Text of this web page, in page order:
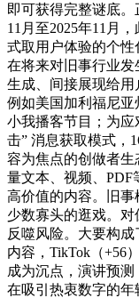
即可获得完整谜底
11月至2025年11月
式取用户体验的个性
在将来对旧事行业发
生成、间接展现给用
例如美国加利福尼亚
小我播客节目；为应
击” 消息获取模式，
容为焦点的创做者
量文本、视频、PDF
高价值的内容。旧
少数寡头的逛戏。
反噬风险。大要构
内容，TikTok（+56
成为沉点，演讲预
在吸引热衷数字的